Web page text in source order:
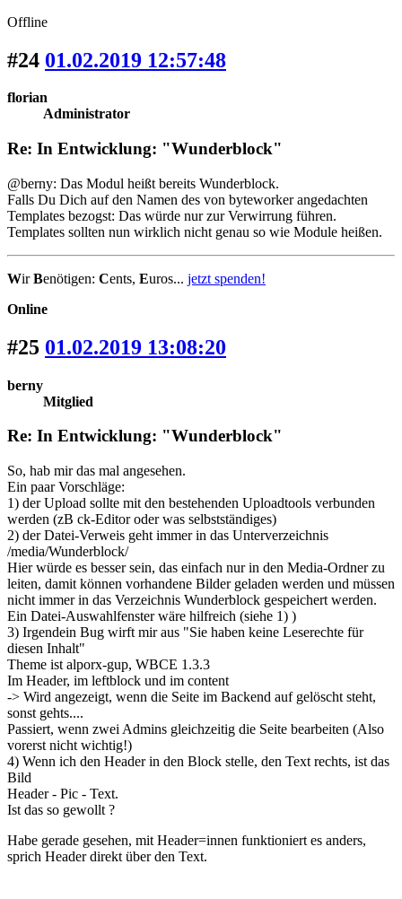
Offline
#24 01.02.2019 12:57:48
florian
Administrator
Re: In Entwicklung: "Wunderblock"
@berny: Das Modul heißt bereits Wunderblock.
Falls Du Dich auf den Namen des von byteworker angedachten
Templates bezogst: Das würde nur zur Verwirrung führen.
Templates sollten nun wirklich nicht genau so wie Module heißen.
WirBenötigen: Cents, Euros... jetzt spenden!
Online
#25 01.02.2019 13:08:20
berny
Mitglied
Re: In Entwicklung: "Wunderblock"
So, hab mir das mal angesehen.
Ein paar Vorschläge:
1) der Upload sollte mit den bestehenden Uploadtools verbunden
werden (zB ck-Editor oder was selbstständiges)
2) der Datei-Verweis geht immer in das Unterverzeichnis
/media/Wunderblock/
Hier würde es besser sein, das einfach nur in den Media-Ordner zu
leiten, damit können vorhandene Bilder geladen werden und müssen
nicht immer in das Verzeichnis Wunderblock gespeichert werden.
Ein Datei-Auswahlfenster wäre hilfreich (siehe 1) )
3) Irgendein Bug wirft mir aus "Sie haben keine Leserechte für
diesen Inhalt"
Theme ist alporx-gup, WBCE 1.3.3
Im Header, im leftblock und im content
-> Wird angezeigt, wenn die Seite im Backend auf gelöscht steht,
sonst gehts....
Passiert, wenn zwei Admins gleichzeitig die Seite bearbeiten (Also
vorerst nicht wichtig!)
4) Wenn ich den Header in den Block stelle, den Text rechts, ist das
Bild
Header - Pic - Text.
Ist das so gewollt ?
Habe gerade gesehen, mit Header=innen funktioniert es anders,
sprich Header direkt über den Text.